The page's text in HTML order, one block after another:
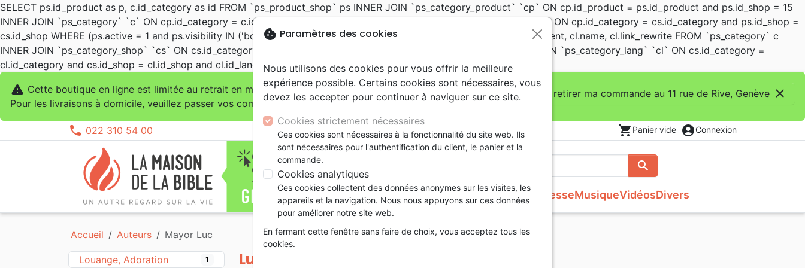
SELECT ps.id_product as p, c.id_category as id FROM `ps_product_shop` ps INNER JOIN `ps_category_product` `cp` ON cp.id_product = ps.id_product and ps.id_shop = 15
INNER JOIN `ps_category` `c` ON cp.id_category = c.id_category and c.active = 1 INNER JOIN `ps_category_shop` `cs` ON cp.id_category = cs.id_category and ps.id_shop =
cs.id_shop WHERE (ps.active = 1 and ps.visibility IN ('both', 'search')) SELECT c.id_category as id, c.level_depth, c.id_parent, cl.name, cl.link_rewrite FROM `ps_category` c
INNER JOIN `ps_category_shop` `cs` ON cs.id_category = c.id_category and c.active = 1 and cs.id_shop = 15 INNER JOIN `ps_category_lang` `cl` ON cs.id_category =
cl.id_category and cs.id_shop = cl.id_shop and cl.id_lang = 1 ORDER BY cs.position
Je veux retirer ma commande au 11 rue de Rive, Genève close
warning Cette boutique en ligne est limitée au retrait en magasin.
Pour les livraisons à domicile, veuillez passer vos commandes sur la boutiqueLa Maison de la Bible Suisse.
phone 022 310 54 00 shopping_cart Panier vide account_circleConnexion
search
Rechercher
Nouveautés Bibles
Nuova Traduzione Vivente
Bibles d'étude
Nouveaux Testaments
Portions
Evangiles
Etude biblique
Segond 21
Livres
Commentaires
Erudition
Apologétique
Doctrine
Edification
Eglise
Evangelisation
Enfants
Formation
Bandes dessinées Famille, couple
Souffrance, Relation d'aide
Santé
Ethique, société, politique
Événements actuels
Fêtes chrétiennes
Livres cadeaux
Recueils de chants
Audio
eBooks
Biographies
Erudition
Actualité
Eglise
Jeunesse
Découverte de la foi
Méditations
Jeunesse
4 - 6 ans
6 - 9 ans
9 - 12 ans
Adolescents, jeunes
Bibles jeunesse
Musique
MP3
Blues, Jazz, RnB
Compilations
Country, Latino, Folk
Electro
Rap, Hip-hop
Instrumental
Vidéos
Epoque Biblique
Dessins animés
Enseignement, conférences
Films, fiction
Documentaires, reportages
Divers
Cartes
Habits
Evangelisation
Logiciels
Jeux
Accessoires de Bible
Papeterie
Accueil Auteurs Mayor Luc
Louange, Adoration 1 Luc Mayor
cookie Paramètres des cookies
Nous utilisons des cookies pour vous offrir la meilleure
expérience possible. Certains cookies sont nécessaires, vous
devez les accepter pour continuer à naviguer sur ce site.
Cookies strictement nécessaires
Ces cookies sont nécessaires à la fonctionnalité du site web. Ils
sont nécessaires pour l'authentification du client, le panier et la
commande.
Cookies analytiques
Ces cookies collectent des données anonymes sur les visites, les
appareils et la navigation. Nous nous appuyons sur ces données
pour améliorer notre site web.
En fermant cette fenêtre sans faire de choix, vous acceptez tous les
cookies.